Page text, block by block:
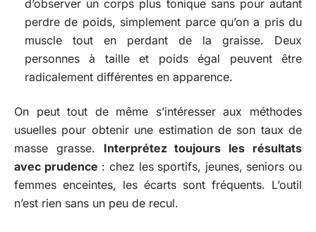
d’observer un corps plus tonique sans pour autant
perdre de poids, simplement parce qu’on a pris du
muscle tout en perdant de la graisse. Deux
personnes à taille et poids égal peuvent être
radicalement différentes en apparence.
On peut tout de même s’intéresser aux méthodes
usuelles pour obtenir une estimation de son taux de
masse grasse. Interprétez toujours les résultats
avec prudence : chez les sportifs, jeunes, seniors ou
femmes enceintes, les écarts sont fréquents. L’outil
n’est rien sans un peu de recul.